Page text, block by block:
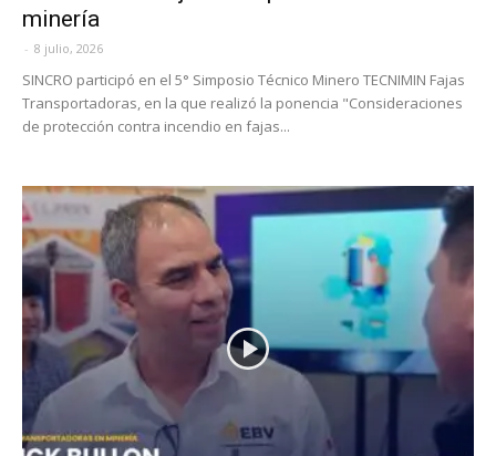
minería
- 8 julio, 2026
SINCRO participó en el 5° Simposio Técnico Minero TECNIMIN Fajas
Transportadoras, en la que realizó la ponencia "Consideraciones
de protección contra incendio en fajas...